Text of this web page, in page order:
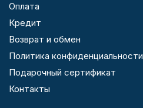
Оплата
Кредит
Возврат и обмен
Политика конфиденциальности
Подарочный сертификат
Контакты